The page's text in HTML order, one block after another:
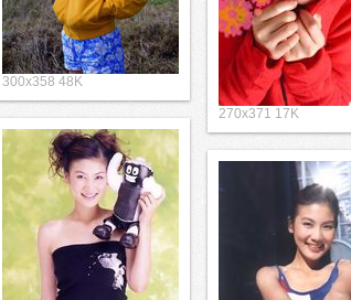
300x358 48K
270x371 17K